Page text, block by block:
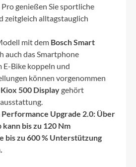
genießen Sie sportliche
zeitgleich alltagstauglich
mit dem Bosch Smart
auch das Smartphone
E-Bike koppeln und
können vorgenommen
500 Displaygehört
Performance Upgrade 2.0: Über
bis zu 120 Nm
bis zu 600 % Unterstützung